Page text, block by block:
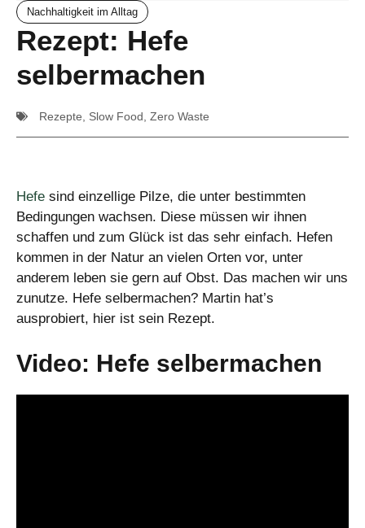
Nachhaltigkeit im Alltag
Rezept: Hefe
selbermachen
Rezepte Slow Food Zero Waste
Hefe sind einzellige Pilze, die unter bestimmten
Bedingungen wachsen. Diese müssen wir ihnen
schaffen und zum Glück ist das sehr einfach. Hefen
kommen in der Natur an vielen Orten vor, unter
anderem leben sie gern auf Obst. Das machen wir uns
zunutze. Hefe selbermachen? Martin hat’s
ausprobiert, hier ist sein Rezept.
Video: Hefe selbermachen